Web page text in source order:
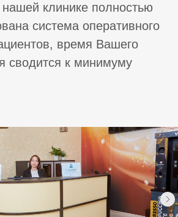
клинике полностью
система оперативного
время Вашего
сводится к минимуму